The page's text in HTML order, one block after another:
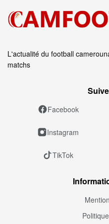
L'actualité du football
matchs
Facebook
Instagram
TikTok